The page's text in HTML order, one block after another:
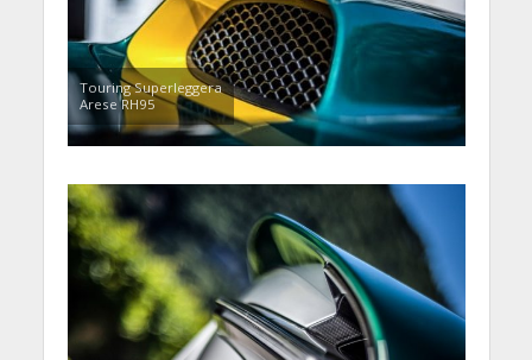
Touring Superleggera
Arese RH95